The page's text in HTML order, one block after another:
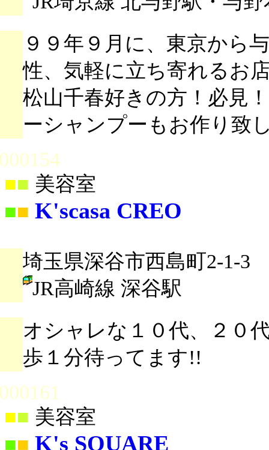
９９年９月に、東京から
性、気軽に立ち寄れるお
松山千春好きの方！必見
ーシャンプーもお作り致
■ 美容室
■■ K'scasa CREO
埼玉県深谷市西島町2-1-3
JR高崎線 深谷駅
オシャレな１０代、２０
歩１分待ってます!!
■ 美容室
■■ K's SQUARE